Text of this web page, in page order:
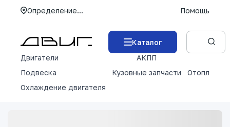
Определение... Помощь
Каталог
Двигатели
АКПП
Подвеска
Кузовные запчасти
Отопление
Охлаждение двигателя